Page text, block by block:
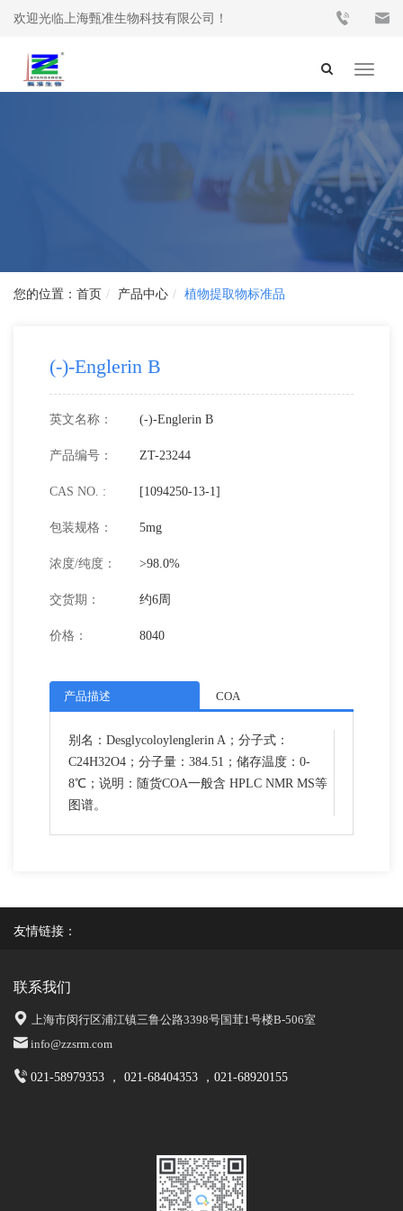
欢迎光临上海甄准生物科技有限公司！
Toggle
首页 产品中心 植物提取物标准品
(-)-Englerin B
英文名称： (-)-Englerin B
产品编号： ZT-23244
CAS NO. : [1094250-13-1]
包装规格： 5mg
浓度/纯度： >98.0%
交货期： 约6周
价格： 8040
产品描述 COA
别名：Desglycoloylenglerin A；分子式：
C24H32O4；分子量：384.51；储存温度：0-
8℃；说明：随货COA一般含 HPLC NMR MS等
图谱。
友情链接：
联系我们
上海市闵行区浦江镇三鲁公路3398号国茸1号楼B-506室
info@zzsrm.com
021-58979353 ， 021-68404353 ，021-68920155